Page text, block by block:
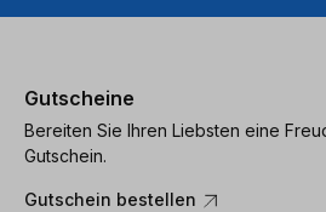
Gutscheine
Bereiten Sie Ihren Liebsten eine
Gutschein.
Gutschein bestellen